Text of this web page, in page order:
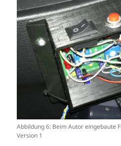
Abbildung 6: Beim Autor eingebaute
Version 1